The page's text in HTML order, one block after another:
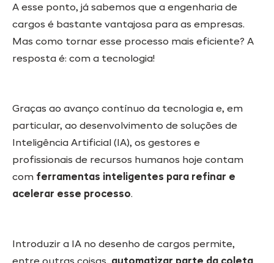
A esse ponto, já sabemos que a engenharia de
cargos é bastante vantajosa para as empresas.
Mas como tornar esse processo mais eficiente? A
resposta é: com a tecnologia!
Graças ao avanço contínuo da tecnologia e, em
particular, ao desenvolvimento de soluções de
Inteligência Artificial (IA), os gestores e
profissionais de recursos humanos hoje contam
com ferramentas inteligentes para refinar e
acelerar esse processo.
Introduzir a IA no desenho de cargos permite,